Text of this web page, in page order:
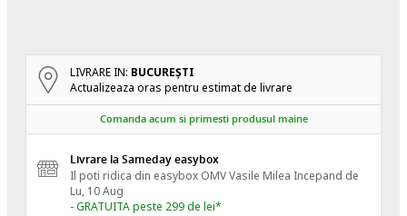
LIVRARE IN: BUCUREŞTI
Actualizeaza oras pentru estimat de livrare
Comanda acum si primesti produsul maine
Livrare la Sameday easybox
Il poti ridica din easybox OMV Vasile Milea Incepand de
Lu, 10 Aug
- GRATUITA peste 299 de lei*